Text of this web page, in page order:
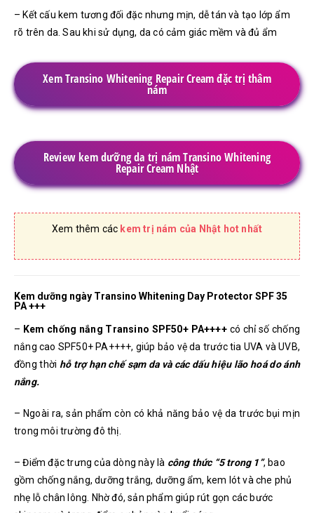
– Kết cấu kem tương đối đặc nhưng mịn, dễ tán và tạo lớp ẩm
rõ trên da. Sau khi sử dụng, da có cảm giác mềm và đủ ẩm
Xem Transino Whitening Repair Cream đặc trị thâm
nám
Review kem dưỡng da trị nám Transino Whitening
Repair Cream Nhật
Xem thêm các kem trị nám của Nhật hot nhất
Kem dưỡng ngày Transino Whitening Day Protector SPF 35
PA +++
– Kem chống nắng Transino SPF50+ PA++++ có chỉ số chống
nắng cao SPF50+ PA++++, giúp bảo vệ da trước tia UVA và UVB,
đồng thời hỗ trợ hạn chế sạm da và các dấu hiệu lão hoá do ánh
nắng.
– Ngoài ra, sản phẩm còn có khả năng bảo vệ da trước bụi mịn
trong môi trường đô thị.
– Điểm đặc trưng của dòng này là công thức “5 trong 1”, bao
gồm chống nắng, dưỡng trắng, dưỡng ẩm, kem lót và che phủ
nhẹ lỗ chân lông. Nhờ đó, sản phẩm giúp rút gọn các bước